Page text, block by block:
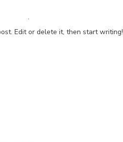
.
Edit or delete it, then start writing!